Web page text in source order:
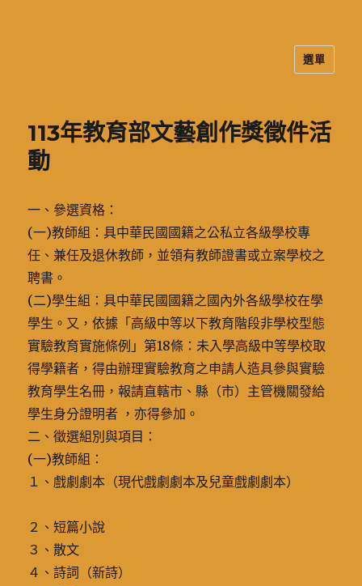
選單
113年教育部文藝創作獎徵件活
動
一、參選資格：
(一)教師組：具中華民國國籍之公私立各級學校專
任、兼任及退休教師，並領有教師證書或立案學校之
聘書。
(二)學生組：具中華民國國籍之國內外各級學校在學
學生。又，依據「高級中等以下教育階段非學校型態
實驗教育實施條例」第18條：未入學高級中等學校取
得學籍者，得由辦理實驗教育之申請人造具參與實驗
教育學生名冊，報請直轄市、縣（市）主管機關發給
學生身分證明者 ，亦得參加。
二、徵選組別與項目：
(一)教師組：
１、戲劇劇本（現代戲劇劇本及兒童戲劇劇本）
２、短篇小說
３、散文
４、詩詞（新詩）